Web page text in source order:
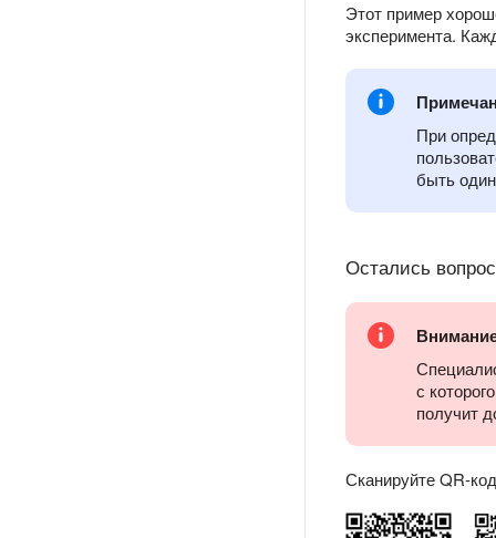
Этот пример
эксперимента.
При
быть
Остались
с
получит
Сканируйте QR-